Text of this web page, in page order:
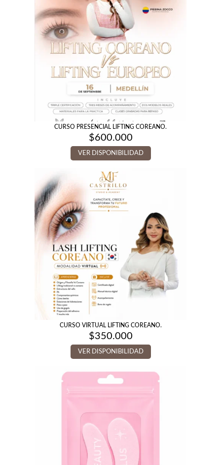
CURSO PRESENCIAL LIFTING COREANO.
$600.000
VER DISPONIBILIDAD
CURSO VIRTUAL LIFTING COREANO.
$350.000
VER DISPONIBILIDAD